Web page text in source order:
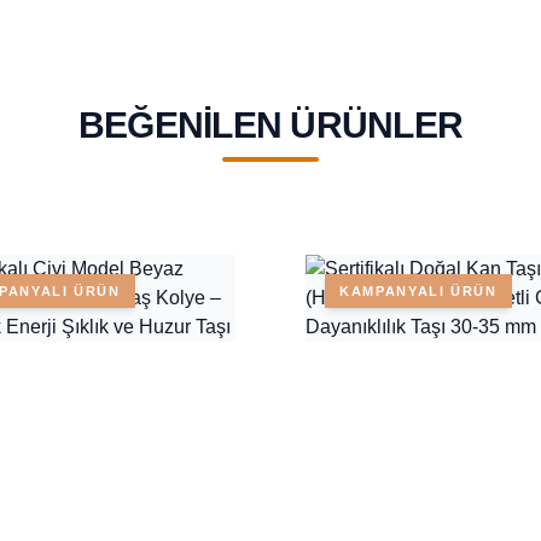
BEĞENILEN ÜRÜNLER
ÜRÜN KAMPANYALI ÜRÜN